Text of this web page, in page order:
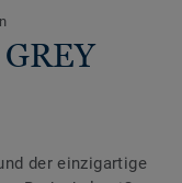
der einzigartige